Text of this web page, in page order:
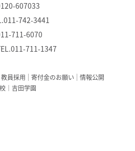
607033
742-3441
711-6070
711-1347
教員採用 寄付金のお願い
情報公開
｜吉田学園